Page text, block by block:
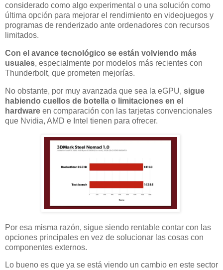
considerado como algo experimental o una solución como
última opción para mejorar el rendimiento en videojuegos y
programas de renderizado ante ordenadores con recursos
limitados.
Con el avance tecnológico se están volviendo más
usuales, especialmente por modelos más recientes con
Thunderbolt, que prometen mejorías.
No obstante, por muy avanzada que sea la eGPU, sigue
habiendo cuellos de botella o limitaciones en el
hardware en comparación con las tarjetas convencionales
que Nvidia, AMD e Intel tienen para ofrecer.
Por esa misma razón, sigue siendo rentable contar con las
opciones principales en vez de solucionar las cosas con
componentes externos.
Lo bueno es que ya se está viendo un cambio en este sector